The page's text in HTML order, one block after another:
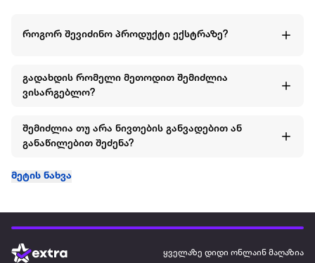
როგორ შევიძინო პროდუქტი ექსტრაზე?
გადახდის რომელი მეთოდით შემიძლია
ვისარგებლო?
შემიძლია თუ არა ნივთების განვადებით ან
განაწილებით შეძენა?
მეტის ნახვა
ყველაზე დიდი ონლაინ მაღაზია